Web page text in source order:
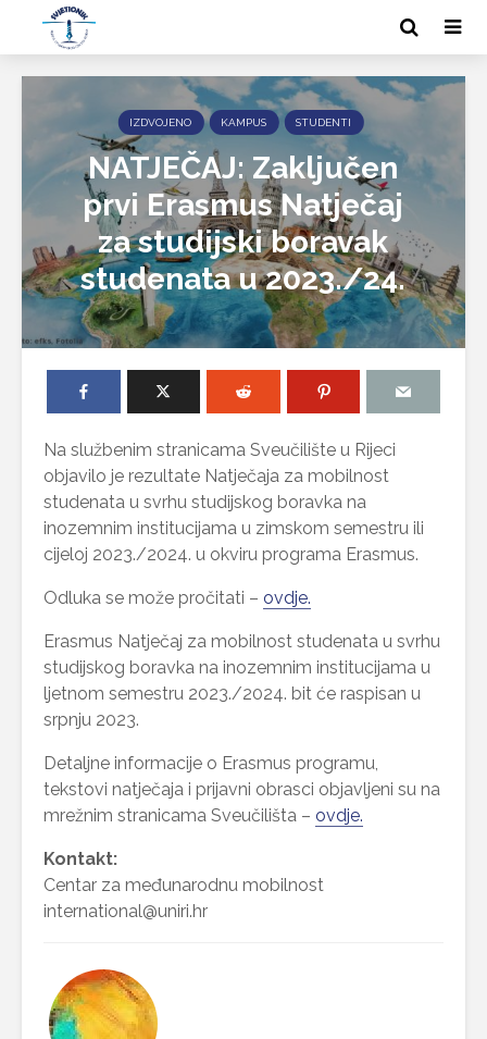
IZDVOJENO KAMPUS STUDENTI
NATJEČAJ: Zaključen
prvi Erasmus Natječaj
za studijski boravak
studenata u 2023./24.
Na službenim stranicama Sveučilište u Rijeci
objavilo je rezultate Natječaja za mobilnost
studenata u svrhu studijskog boravka na
inozemnim institucijama u zimskom semestru ili
cijeloj 2023./2024. u okviru programa Erasmus.
Odluka se može pročitati – ovdje.
Erasmus Natječaj za mobilnost studenata u svrhu
studijskog boravka na inozemnim institucijama u
ljetnom semestru 2023./2024. bit će raspisan u
srpnju 2023.
Detaljne informacije o Erasmus programu,
tekstovi natječaja i prijavni obrasci objavljeni su na
mrežnim stranicama Sveučilišta – ovdje.
Kontakt:
Centar za međunarodnu mobilnost
international@uniri.hr